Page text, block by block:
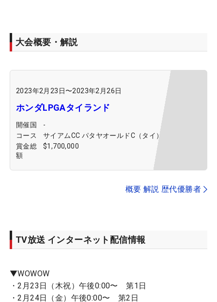
大会概要・解説
2023年2月23日〜2023年2月26日
ホンダLPGAタイランド
開催国
-
コース
サイアムCC パタヤオールドC（タイ）
賞金総
額
$1,700,000
概要 解説 歴代優勝者
TV放送 インターネット配信情報
▼WOWOW
・2月23日（木祝）午後0:00〜 第1日
・2月24日（金）午後0:00〜 第2日